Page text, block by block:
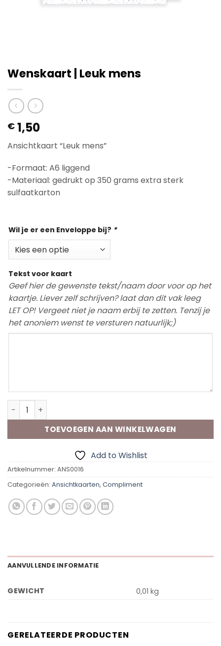
Wenskaart | Leuk mens
€ 1,50
Ansichtkaart “Leuk mens”
-Formaat: A6 liggend
-Materiaal: gedrukt op 350 grams extra sterk
sulfaatkarton
Wil je er een Enveloppe bij? *
Tekst voor kaart
Geef hier de gewenste tekst/naam door voor op het
kaartje. Liever zelf schrijven? laat dan dit vak leeg
LET OP! Vergeet niet je naam erbij te zetten. Tenzij je
het anoniem wenst te versturen natuurlijk;)
Wenskaart | Leuk mens aantal
TOEVOEGEN AAN WINKELWAGEN
Add to Wishlist
Artikelnummer: ANS0016
Categorieën: Ansichtkaarten, Compliment
AANVULLENDE INFORMATIE
GEWICHT 0,01 kg
GERELATEERDE PRODUCTEN